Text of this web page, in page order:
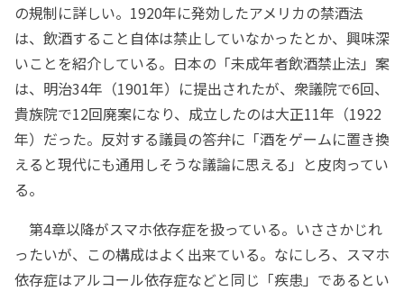
の規制に詳しい。1920年に発効したアメリカの禁酒法
は、飲酒すること自体は禁止していなかったとか、興味深
いことを紹介している。日本の「未成年者飲酒禁止法」案
は、明治34年（1901年）に提出されたが、衆議院で6回、
貴族院で12回廃案になり、成立したのは大正11年（1922
年）だった。反対する議員の答弁に「酒をゲームに置き換
えると現代にも通用しそうな議論に思える」と皮肉ってい
る。
第4章以降がスマホ依存症を扱っている。いささかじれ
ったいが、この構成はよく出来ている。なにしろ、スマホ
依存症はアルコール依存症などと同じ「疾患」であるとい